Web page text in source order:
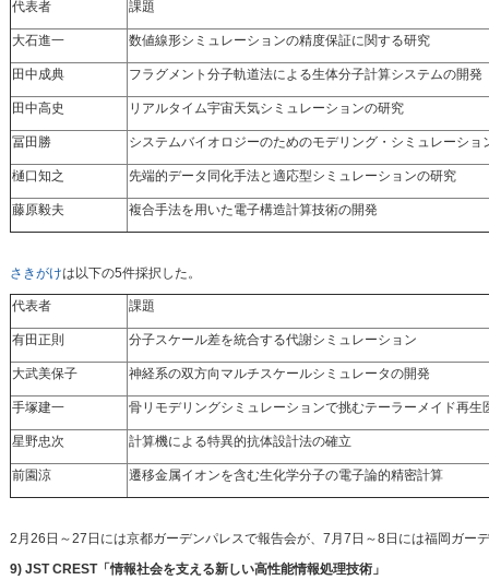
代表者 課題
大石進一 数値線形シミュレーションの精度保証に関する研究
田中成典 フラグメント分子軌道法による生体分子計算システムの開発
田中高史 リアルタイム宇宙天気シミュレーションの研究
冨田勝 システムバイオロジーのためのモデリング・シミュレーショ
樋口知之 先端的データ同化手法と適応型シミュレーションの研究
藤原毅夫 複合手法を用いた電子構造計算技術の開発
さきがけは以下の5件採択した。
代表者 課題
有田正則 分子スケール差を統合する代謝シミュレーション
大武美保子 神経系の双方向マルチスケールシミュレータの開発
手塚建一 骨リモデリングシミュレーションで挑むテーラーメイド再生
星野忠次 計算機による特異的抗体設計法の確立
前園涼 遷移金属イオンを含む生化学分子の電子論的精密計算
2月26日～27日には京都ガーデンパレスで報告会が、7月7日～8日には福岡ガー
9) JST CREST「情報社会を支える新しい高性能情報処理技術」